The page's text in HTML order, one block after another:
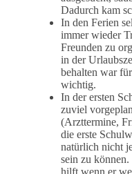
Dadurch kam
In den Ferien
immer wieder
Freunden zu
in der
behalten war
wichtig.
In der ersten
zuviel
(Arzttermine,
die erste
natürlich nicht
sein zu können.
hilft wenn er